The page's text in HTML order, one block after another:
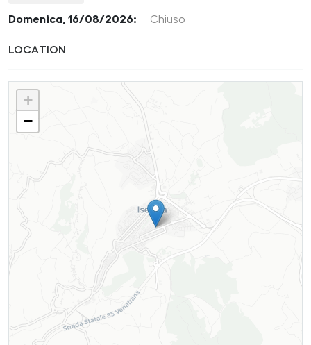
Domenica, 16/08/2026: Chiuso
LOCATION
+
−